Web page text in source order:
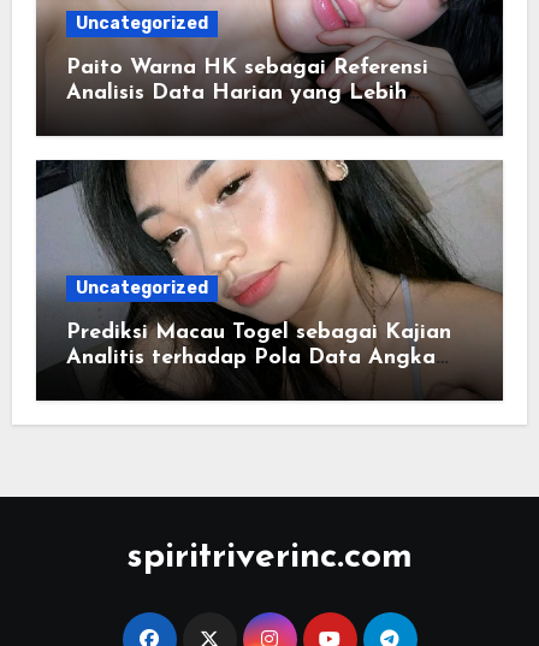
Uncategorized
Paito Warna HK sebagai Referensi
Analisis Data Harian yang Lebih
Uncategorized
Prediksi Macau Togel sebagai Kajian
Analitis terhadap Pola Data Angka
yang Tersusun Sistematis
spiritriverinc.com